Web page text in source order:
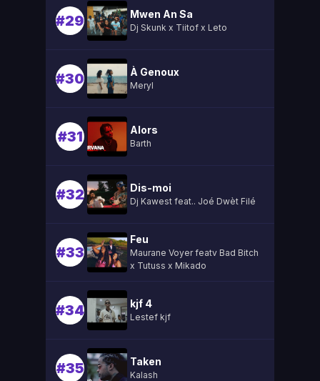
#29 Mwen An Sa
Dj Skunk x Tiitof x Leto
#30 À Genoux
Meryl
#31 Alors
Barth
#32 Dis-moi
Dj Kawest feat.. Joé Dwèt Filé
#33
Feu
Maurane Voyer featv Bad Bitch
x Tutuss x Mikado
#34 kjf 4
Lestef kjf
#35 Taken
Kalash